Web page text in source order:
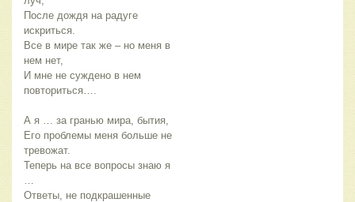
После дождя на радуге
искриться.
Все в мире так же – но меня в
нем нет,
И мне не суждено в нем
повториться….
А я … за гранью мира, бытия,
Его проблемы меня больше не
тревожат.
Теперь на все вопросы знаю я
Ответы, не подкрашенные